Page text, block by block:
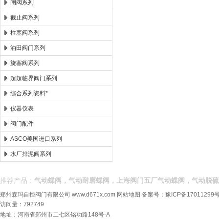
闸阀系列
截止阀系列
柱塞阀系列
油田阀门系列
旋塞阀系列
超超临界阀门系列
综合系列资料*
仪器仪表
阀门配件
ASCO美国进口系列
水厂排泥阀系列
推荐产品： 气动蝶阀，气动耐磨蝶阀，上海阀门五厂气动蝶阀，气动脱
郑州森玛自控阀门有限公司 www.d671x.com 网站地图 备案号： 豫ICP备17011299
访问量：792749
地址：河南省郑州市二七区铭功路148号-A